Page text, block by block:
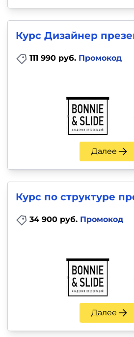
Курс Дизайнер
111 990 руб. Промокод
Далее
Курс по структуре
34 900 руб. Промокод
Далее